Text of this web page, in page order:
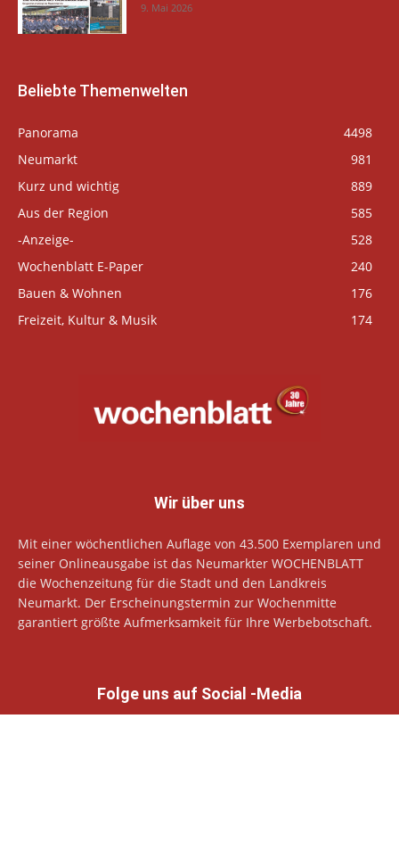
9. Mai 2026
Beliebte Themenwelten
Panorama
4498
Neumarkt
981
Kurz und wichtig
889
Aus der Region
585
-Anzeige-
528
Wochenblatt E-Paper
240
Bauen & Wohnen
176
Freizeit, Kultur & Musik
174
Wir über uns
Mit einer wöchentlichen Auflage von 43.500 Exemplaren und
seiner Onlineausgabe ist das Neumarkter WOCHENBLATT
die Wochenzeitung für die Stadt und den Landkreis
Neumarkt. Der Erscheinungstermin zur Wochenmitte
garantiert größte Aufmerksamkeit für Ihre Werbebotschaft.
Folge uns auf Social -Media